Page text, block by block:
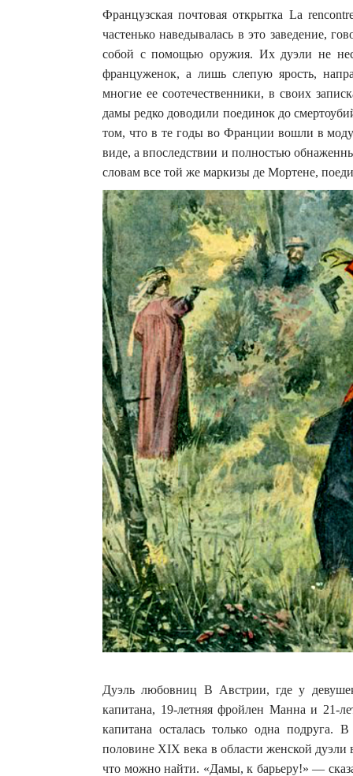
Французская почтовая открытка La
частенько наведывалась в это заведение,
собой с помощью оружия. Их дуэли не
француженок, а лишь слепую ярость,
многие ее соотечественники, в своих
дамы редко доводили поединок до
том, что в те годы во Франции вошли в
виде, а впоследствии и полностью
словам все той же маркизы де Мортене,
Дуэль любовниц В Австрии, где у
капитана, 19-летняя фройлен Манна и 21-
капитана осталась только одна
половине XIX века в области женской дуэли
что можно найти. «Дамы, к барьеру!» —